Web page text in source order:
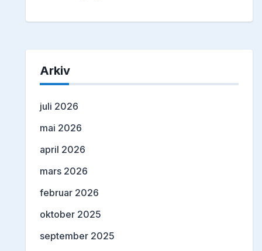
Arkiv
juli 2026
mai 2026
april 2026
mars 2026
februar 2026
oktober 2025
september 2025